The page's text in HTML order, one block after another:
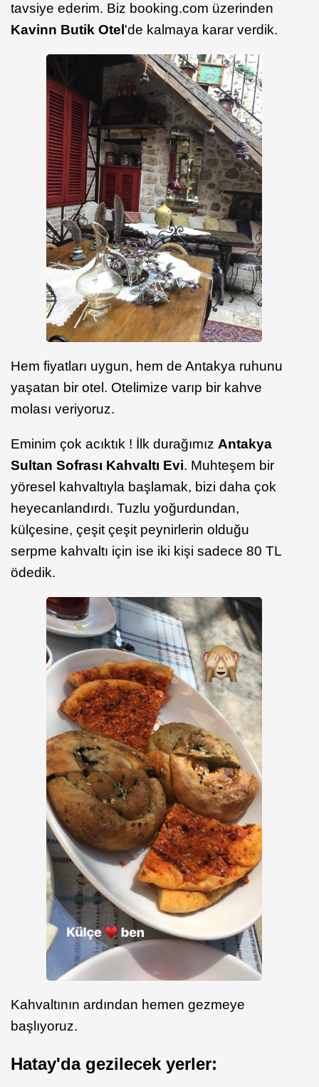
tavsiye ederim. Biz booking.com üzerinden
Kavinn Butik Otel 'de kalmaya karar verdik.
Hem fiyatları uygun, hem de Antakya ruhunu
yaşatan bir otel. Otelimize varıp bir kahve
molası veriyoruz.
Eminim çok acıktık ! İlk durağımız Antakya
Sultan Sofrası Kahvaltı Evi. Muhteşem bir
yöresel kahvaltıyla başlamak, bizi daha çok
heyecanlandırdı. Tuzlu yoğurdundan,
külçesine, çeşit çeşit peynirlerin olduğu
serpme kahvaltı için ise iki kişi sadece 80 TL
ödedik.
Kahvaltının ardından hemen gezmeye
başlıyoruz.
Hatay'da gezilecek yerler: